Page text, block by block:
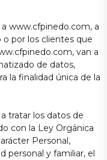
www.cfpinedo.com, a
por los clientes que
van a
de datos,
la finalidad única de la
tratar los datos de
con la Ley Orgánica
Personal,
personal y familiar, el